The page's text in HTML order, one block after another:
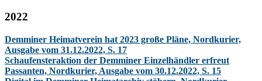
2022
Demminer Heimatverein hat 2023 große Pläne, Nordkurier,
Ausgabe vom 31.12.2022, S. 17
Schaufensteraktion der Demminer Einzelhändler erfreut
Passanten, Nordkurier, Ausgabe vom 30.12.2022, S. 15